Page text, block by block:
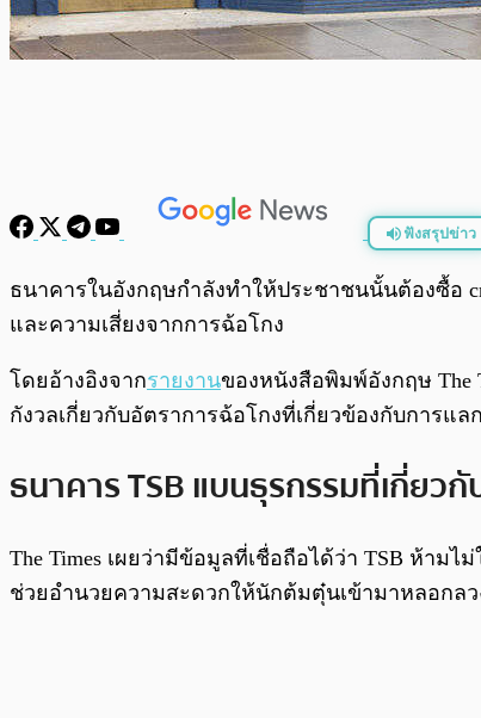
ฟังสรุปข่าว
พร้อมเล่น
ธนาคารในอังกฤษกำลังทำให้ประชาชนนั้นต้องซื้อ
และความเสี่ยงจากการฉ้อโกง
โดยอ้างอิงจากรายงานของหนังสือพิมพ์อังกฤษ The
กังวลเกี่ยวกับอัตราการฉ้อโกงที่เกี่ยวข้องกับการแล
ธนาคาร TSB แบนธุรกรรมที่เกี่ยว
The Times เผยว่ามีข้อมูลที่เชื่อถือได้ว่า TSB ห้าม
ช่วยอำนวยความสะดวกให้นักต้มตุ๋นเข้ามาหลอกลว